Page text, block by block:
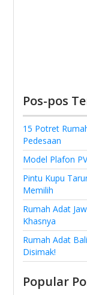
Pos-pos
15 Potret
Pedesaan
Model Plafon
Pintu Kupu
Memilih
Rumah Adat
Khasnya
Rumah Adat
Disimak!
Popular